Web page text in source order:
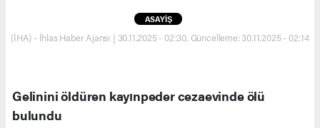
ASAYİŞ
(İHA) - İhlas Haber Ajansı | 30.11.2025 - 02:30, Güncelleme: 30.11.2025 - 02:14
Gelinini öldüren kayınpeder cezaevinde ölü
bulundu